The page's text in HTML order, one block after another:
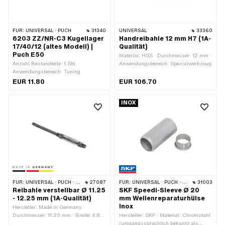
FÜR: UNIVERSAL · PUCH 31340
6203 ZZ/NR-C3 Kugellager
17/40/12 (altes Modell) |
Puch E50
Anzahl Bestandteile: 1 Stk. ·
Anwendungsbereich: Tuning
EUR 11.80
UNIVERSAL 33360
Handreibahle 12 mm H7 (1A-
Qualität)
Material: HSS · Durchmesser: 12 mm ·
Anwendungsbereich: Spezialwerkzeug
EUR 106.70
FÜR: UNIVERSAL · PUCH · SACHS · PONY / CILO (BETA 521 & 512) · PIAGGIO · ZÜNDAPP BELMONDO · SOLEX · TOMOS · BYE BIKE · ALPA CHOPPER / TURBO · CILO · DKW · FANTIC · GARELLI · HONDA · ILO / JLO · KREIDLER · MALAGUTI · MBK / MOTOBÉCANE · MIELE · MONARK · PEUGEOT · VICTORIA · YAMAHA · ZÜNDAPP 27087
Reibahle verstellbar Ø 11.25
- 12.25 mm (1A-Qualität)
Hersteller: Made in Germany ·
Durchmesser: 11.25 mm · Breite: 4.8
INOX
FÜR: UNIVERSAL · PUCH · PONY / CILO (BETA 521 & 512) 31003
SKF Speedi-Sleeve Ø 20
mm Wellenreparaturhülse
Inox
Hersteller: SKF · Material: Chromstahl
(umgangssprachlich bekannt als